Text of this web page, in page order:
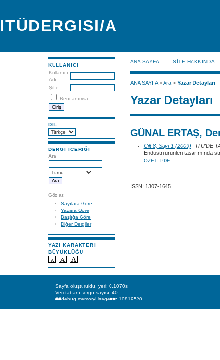
ITÜDERGISI/A
KULLANICI
Kullanıcı
Adı
Şifre
Beni anımsa
DIL
DERGI ICERIĞI
Ara
Göz at
Sayılara Göre
Yazara Göre
Başlığa Göre
Diğer Dergiler
YAZI KARAKTERI
BÜYÜKLÜĞÜ
ANA SAYFA SİTE HAKKINDA
ANA SAYFA>Ara> Yazar Detayları
Yazar Detayları
GÜNAL ERTAŞ,
Cilt 8, Sayı 1 (2009) - İTÜ'DE
Endüstri ürünleri tasarımında
ÖZET PDF
ISSN: 1307-1645
Sayfa oluşturuldu, yeri: 0.1070s
Veri tabanı sorgu sayısı: 40
##debug.memoryUsage##: 10819520